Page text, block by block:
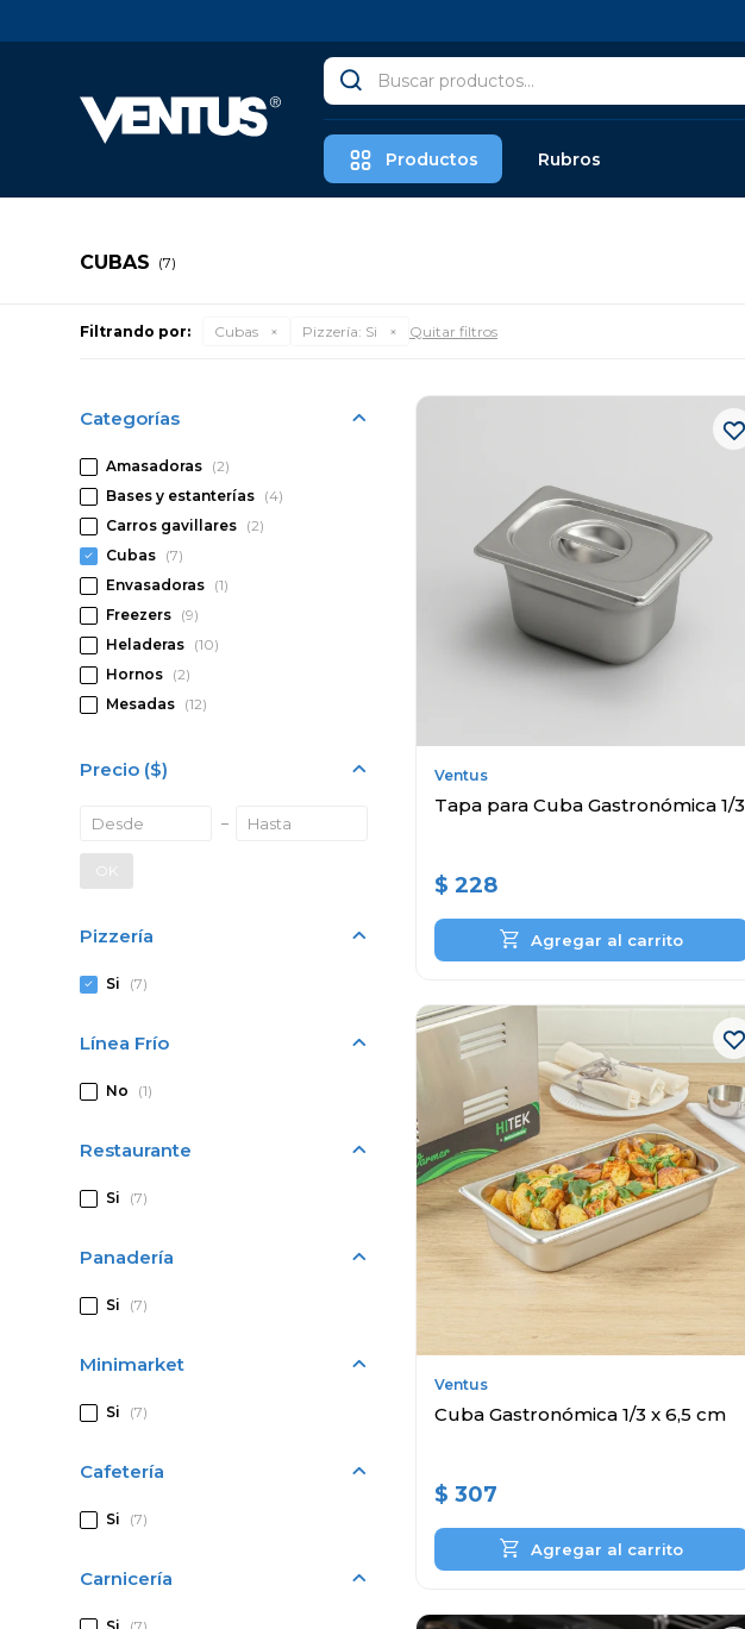
Productos Rubros
CUBAS (7)
Filtrando por: Cubas Pizzería: Si Quitar filtros
Ventus
Tapa para Cuba Gastronómica 1/3
$ 228
Ventus
Cuba Gastronómica 1/3 x 6,5 cm
$ 307
Categorías
Amasadoras (2)
Bases y estanterías (4)
Carros gavillares (2)
Cubas (7)
Envasadoras (1)
Freezers (9)
Heladeras (10)
Hornos (2)
Mesadas (12)
Precio ($)
OK
Pizzería
Si (7)
Línea Frío
No (1)
Restaurante
Si (7)
Panadería
Si (7)
Minimarket
Si (7)
Cafetería
Si (7)
Carnicería